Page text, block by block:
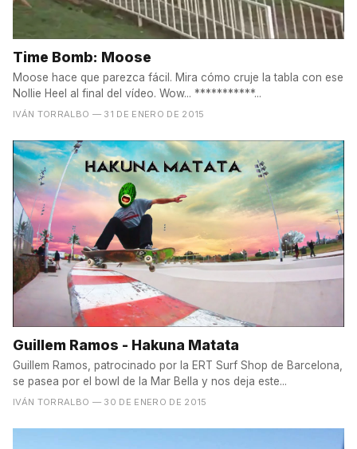
Time Bomb: Moose
Moose hace que parezca fácil. Mira cómo cruje la tabla con ese
Nollie Heel al final del vídeo. Wow... ***********...
IVÁN TORRALBO — 31 DE ENERO DE 2015
Guillem Ramos - Hakuna Matata
Guillem Ramos, patrocinado por la ERT Surf Shop de Barcelona,
se pasea por el bowl de la Mar Bella y nos deja este...
IVÁN TORRALBO — 30 DE ENERO DE 2015